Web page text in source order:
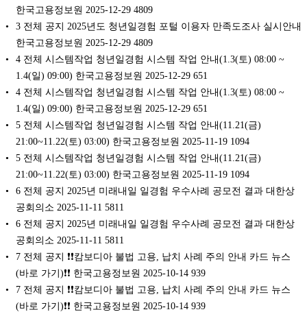
한국고용정보원 2025-12-29 4809
3 전체 공지 2025년도 청년일경험 포털 이용자 만족도조사 실시안내
한국고용정보원 2025-12-29 4809
4 전체 시스템작업 청년일경험 시스템 작업 안내(1.3(토) 08:00 ~
1.4(일) 09:00) 한국고용정보원 2025-12-29 651
4 전체 시스템작업 청년일경험 시스템 작업 안내(1.3(토) 08:00 ~
1.4(일) 09:00) 한국고용정보원 2025-12-29 651
5 전체 시스템작업 청년일경험 시스템 작업 안내(11.21(금)
21:00~11.22(토) 03:00) 한국고용정보원 2025-11-19 1094
5 전체 시스템작업 청년일경험 시스템 작업 안내(11.21(금)
21:00~11.22(토) 03:00) 한국고용정보원 2025-11-19 1094
6 전체 공지 2025년 미래내일 일경험 우수사례 공모전 결과 대한상
공회의소 2025-11-11 5811
6 전체 공지 2025년 미래내일 일경험 우수사례 공모전 결과 대한상
공회의소 2025-11-11 5811
7 전체 공지 ❗❗캄보디아 불법 고용, 납치 사례 주의 안내 카드 뉴스
(바로 가기)❗❗ 한국고용정보원 2025-10-14 939
7 전체 공지 ❗❗캄보디아 불법 고용, 납치 사례 주의 안내 카드 뉴스
(바로 가기)❗❗ 한국고용정보원 2025-10-14 939